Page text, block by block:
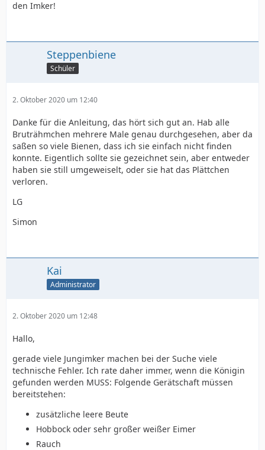
den Imker!
Steppenbiene
Schüler
2. Oktober 2020 um 12:40
Danke für die Anleitung, das hört sich gut an. Hab alle
Bruträhmchen mehrere Male genau durchgesehen, aber da
saßen so viele Bienen, dass ich sie einfach nicht finden
konnte. Eigentlich sollte sie gezeichnet sein, aber entweder
haben sie still umgeweiselt, oder sie hat das Plättchen
verloren.
LG
Simon
Kai
Administrator
2. Oktober 2020 um 12:48
Hallo,
gerade viele Jungimker machen bei der Suche viele
technische Fehler. Ich rate daher immer, wenn die Königin
gefunden werden MUSS: Folgende Gerätschaft müssen
bereitstehen:
zusätzliche leere Beute
Hobbock oder sehr großer weißer Eimer
Rauch